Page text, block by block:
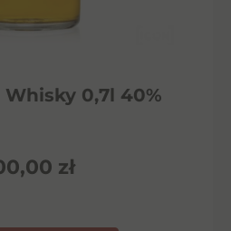
Whisky 0,7l 40%
zł